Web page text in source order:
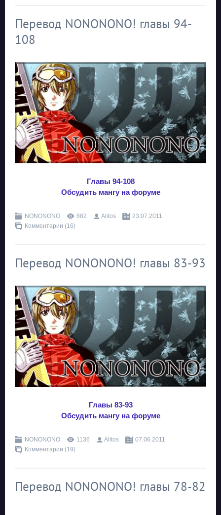
Перевод NONONONO! главы 94-
108
Главы 94-108
Обсудить мангу на форуме
NONONONO 882 Alitos
23.07.2011
Комментарии (16)
Перевод NONONONO! главы 83-93
Главы 83-93
Обсудить мангу на форуме
NONONONO 1136 Alitos
07.06.2011
Комментарии (19)
Перевод NONONONO! главы 78-82